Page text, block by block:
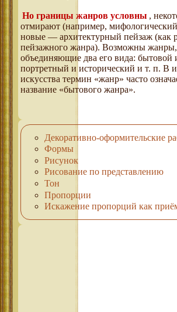
Но границы жанров условны ,
отмирают (например,
новые — архитектурный пейзаж (как
пейзажного жанра). Возможны
объединяющие два его вида: бытовой
портретный и исторический и т. п. В
искусства термин «жанр» часто
название «бытового жанра».
Декоративно-оформительские
Формы
Рисунок
Рисование по представлению
Тон
Пропорции
Искажение пропорций как